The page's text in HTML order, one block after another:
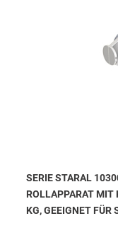
SERIE STARAL
ROLLAPPARAT MIT
KG, GEEIGNET FÜR